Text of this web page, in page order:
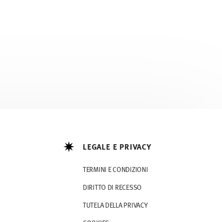
LEGALE E PRIVACY
TERMINI E CONDIZIONI
DIRITTO DI RECESSO
TUTELA DELLA PRIVACY